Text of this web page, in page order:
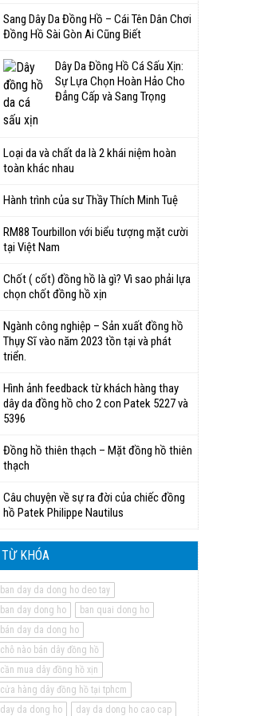
Sang Dây Da Đồng Hồ – Cái Tên Dân Chơi
Đồng Hồ Sài Gòn Ai Cũng Biết
Dây Da Đồng Hồ Cá Sấu Xịn:
Sự Lựa Chọn Hoàn Hảo Cho
Đẳng Cấp và Sang Trọng
Loại da và chất da là 2 khái niệm hoàn
toàn khác nhau
Hành trình của sư Thầy Thích Minh Tuệ
RM88 Tourbillon với biểu tượng mặt cười
tại Việt Nam
Chốt ( cốt) đồng hồ là gì? Vì sao phải lựa
chọn chốt đồng hồ xịn
Ngành công nghiệp – Sản xuất đồng hồ
Thụy Sĩ vào năm 2023 tồn tại và phát
triển.
Hình ảnh feedback từ khách hàng thay
dây da đồng hồ cho 2 con Patek 5227 và
5396
Đồng hồ thiên thạch – Mặt đồng hồ thiên
thạch
Câu chuyện về sự ra đời của chiếc đồng
hồ Patek Philippe Nautilus
TỪ KHÓA
ban day da dong ho deo tay
ban day dong ho
ban quai dong ho
bán day da dong ho
chỗ nào bán dây đồng hồ
cần mua dây đồng hồ xịn
cửa hàng dây đồng hồ tại tphcm
day da dong ho
day da dong ho cao cap